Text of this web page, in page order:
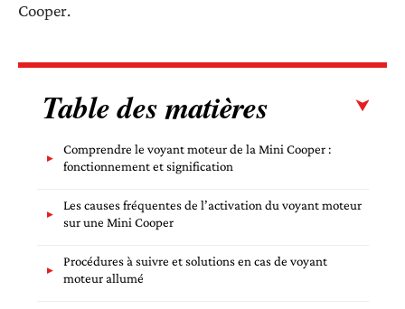
Cooper.
Table des matières
Comprendre le voyant moteur de la Mini Cooper :
fonctionnement et signification
Les causes fréquentes de l’activation du voyant moteur
sur une Mini Cooper
Procédures à suivre et solutions en cas de voyant
moteur allumé